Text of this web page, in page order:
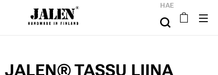
HAE
JALEN® TASSU LIINA